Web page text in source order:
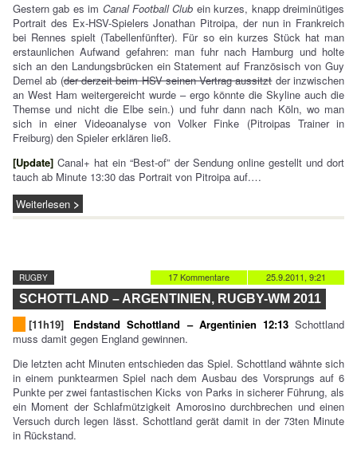
Gestern gab es im Canal Football Club ein kurzes, knapp dreiminütiges
Portrait des Ex-HSV-Spielers Jonathan Pitroipa, der nun in Frankreich
bei Rennes spielt (Tabellenfünfter). Für so ein kurzes Stück hat man
erstaunlichen Aufwand gefahren: man fuhr nach Hamburg und holte
sich an den Landungsbrücken ein Statement auf Französisch von Guy
Demel ab (der derzeit beim HSV seinen Vertrag aussitztder inzwischen
an West Ham weitergereicht wurde – ergo könnte die Skyline auch die
Themse und nicht die Elbe sein.) und fuhr dann nach Köln, wo man
sich in einer Videoanalyse von Volker Finke (Pitroipas Trainer in
Freiburg) den Spieler erklären ließ.
[Update] Canal+ hat ein “Best-of” der Sendung online gestellt und dort
tauch ab Minute 13:30 das Portrait von Pitroipa auf.…
Weiterlesen
25.9.2011, 9:21
17 Kommentare
RUGBY
SCHOTTLAND – ARGENTINIEN, RUGBY-WM 2011
[11h19] Endstand Schottland – Argentinien 12:13Schottland
muss damit gegen England gewinnen.
Die letzten acht Minuten entschieden das Spiel. Schottland wähnte sich
in einem punktearmen Spiel nach dem Ausbau des Vorsprungs auf 6
Punkte per zwei fantastischen Kicks von Parks in sicherer Führung, als
ein Moment der Schlafmützigkeit Amorosino durchbrechen und einen
Versuch durch legen lässt. Schottland gerät damit in der 73ten Minute
in Rückstand.